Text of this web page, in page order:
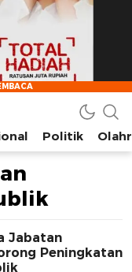
dan Cerita Kota
Politik
Jabatan
Peningkatan